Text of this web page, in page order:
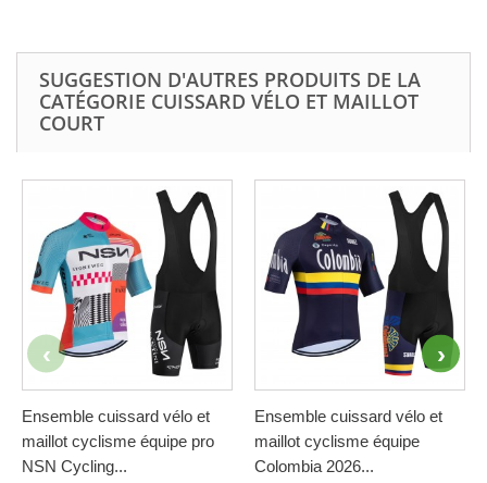
SUGGESTION D'AUTRES PRODUITS DE LA
CATÉGORIE CUISSARD VÉLO ET MAILLOT
COURT
Ensemble cuissard vélo et
maillot cyclisme équipe pro
NSN Cycling...
Ensemble cuissard vélo et
maillot cyclisme équipe
Colombia 2026...